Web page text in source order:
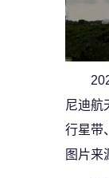
尼迪航
行星带
图片来